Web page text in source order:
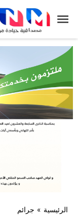
الرئيسية » جرائم